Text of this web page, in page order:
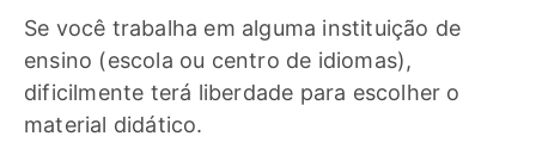
Se você trabalha em alguma instituição de
ensino (escola ou centro de idiomas),
dificilmente terá liberdade para escolher o
material didático.